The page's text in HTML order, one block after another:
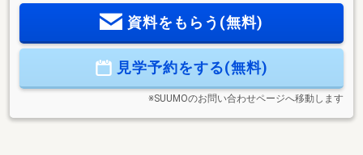
洗面化粧台、対面式キッチン、トイレ２ヶ所、２階建、温水
洗浄便座、浴室に窓、全居室フローリング、シューズインク
資料をもらう(無料)
見学予約をする(無料)
※SUUMOのお問い合わせページへ移動します